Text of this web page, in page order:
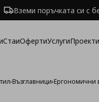
Вземи поръчката си с
СтаиОфертиУслуги
›Възглавници›Ергономични